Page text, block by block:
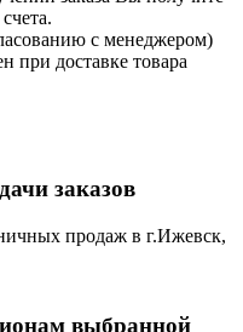
с менеджером)
при доставке товара
заказов
продаж в г.Ижевск,
выбранной